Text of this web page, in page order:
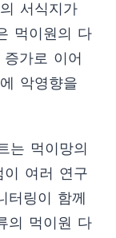
서식지가
먹이원의 다
가로 이어
악영향을
는 먹이망의
이 여러 연구
터링이 함께
의 먹이원 다